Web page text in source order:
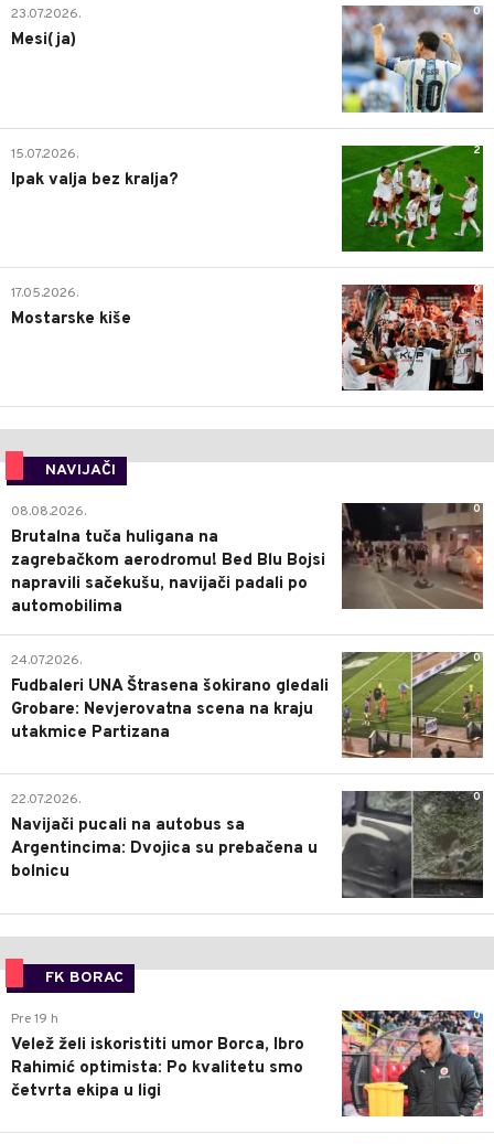
0
23.07.2026.
Mesi(ja)
2
15.07.2026.
Ipak valja bez kralja?
0
17.05.2026.
Mostarske kiše
NAVIJAČI
0
08.08.2026.
Brutalna tuča huligana na
zagrebačkom aerodromu! Bed Blu Bojsi
napravili sačekušu, navijači padali po
automobilima
0
24.07.2026.
Fudbaleri UNA Štrasena šokirano gledali
Grobare: Nevjerovatna scena na kraju
utakmice Partizana
0
22.07.2026.
Navijači pucali na autobus sa
Argentincima: Dvojica su prebačena u
bolnicu
FK BORAC
0
Pre 19 h
Velež želi iskoristiti umor Borca, Ibro
Rahimić optimista: Po kvalitetu smo
četvrta ekipa u ligi